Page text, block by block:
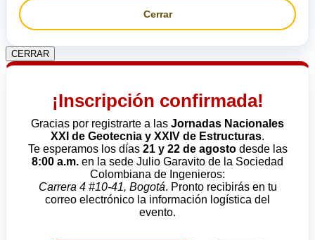
Cerrar
CERRAR
¡Inscripción confirmada!
Gracias por registrarte a las Jornadas Nacionales
XXI de Geotecnia y XXIV de Estructuras.
Te esperamos los días 21 y 22 de agostodesde las
8:00 a.m. en la sede Julio Garavito de la Sociedad
Colombiana de Ingenieros:
Carrera 4 #10-41, Bogotá. Pronto recibirás en tu
correo electrónico la información logística del
evento.